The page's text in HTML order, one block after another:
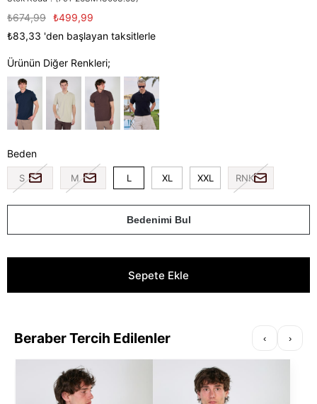
₺674,99 ₺499,99
₺83,33 'den başlayan taksitlerle
Ürünün Diğer Renkleri;
Beden
S M L XL XXL RNK
Bedenimi Bul
Beraber Tercih Edilenler ‹ ›